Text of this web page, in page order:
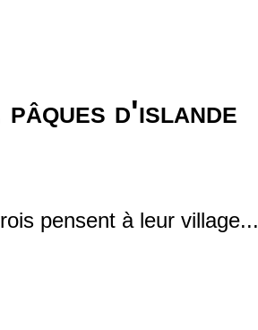
d'islande
pensent à leur village...